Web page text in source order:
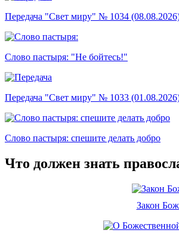
Передача "Свет миру" № 1034
Слово пастыря: "Не бойтесь!"
Передача "Свет миру" № 1033
Слово пастыря: спешите делать добро
Что должен знать
Закон